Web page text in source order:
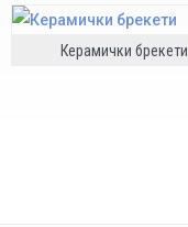
Керамички брекети